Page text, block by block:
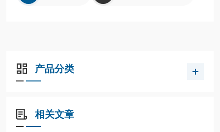
产品分类
相关文章